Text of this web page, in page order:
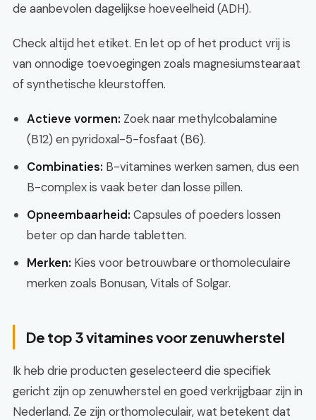
de aanbevolen dagelijkse hoeveelheid (ADH).
Check altijd het etiket. En let op of het product vrij is
van onnodige toevoegingen zoals magnesiumstearaat
of synthetische kleurstoffen.
Actieve vormen: Zoek naar methylcobalamine
(B12) en pyridoxal-5-fosfaat (B6).
Combinaties: B-vitamines werken samen, dus een
B-complex is vaak beter dan losse pillen.
Opneembaarheid: Capsules of poeders lossen
beter op dan harde tabletten.
Merken: Kies voor betrouwbare orthomoleculaire
merken zoals Bonusan, Vitals of Solgar.
De top 3 vitamines voor zenuwherstel
Ik heb drie producten geselecteerd die specifiek
gericht zijn op zenuwherstel en goed verkrijgbaar zijn in
Nederland. Ze zijn orthomoleculair, wat betekent dat